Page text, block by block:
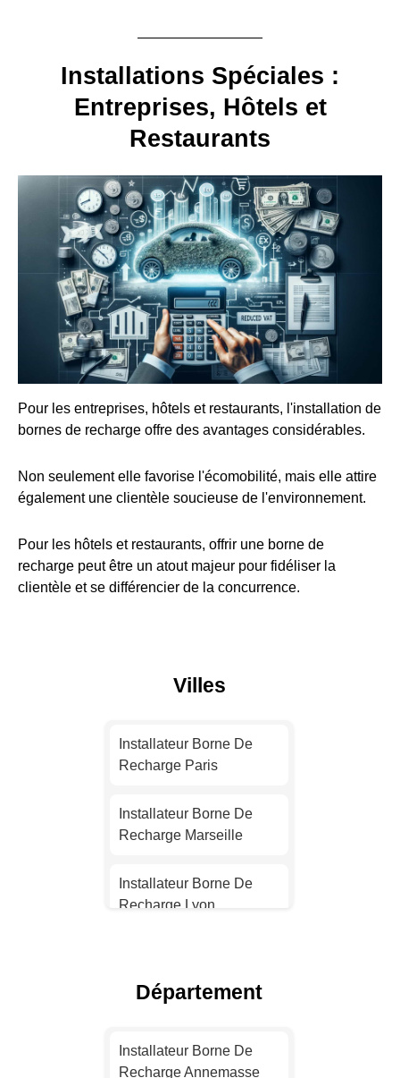
Installations Spéciales :
Entreprises, Hôtels et
Restaurants
Pour les entreprises, hôtels et restaurants, l'installation de
bornes de recharge offre des avantages considérables.
Non seulement elle favorise l'écomobilité, mais elle attire
également une clientèle soucieuse de l'environnement.
Pour les hôtels et restaurants, offrir une borne de
recharge peut être un atout majeur pour fidéliser la
clientèle et se différencier de la concurrence.
Villes
Installateur Borne De
Recharge Paris
Installateur Borne De
Recharge Marseille
Installateur Borne De
Recharge Lyon
Recharge Nice
Département
Installateur Borne De
Recharge Annemasse